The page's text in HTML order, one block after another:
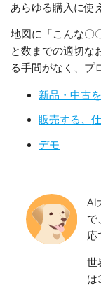
あらゆる購入に使
地図に「こんな〇
と数までの適切な
る手間がなく、プ
新品・中古を
販売する、
デモ
AI
で、
応
世
は